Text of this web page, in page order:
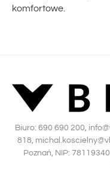
komfortowe.
Biuro: 690 690 200,
818,
Poznań, NIP: